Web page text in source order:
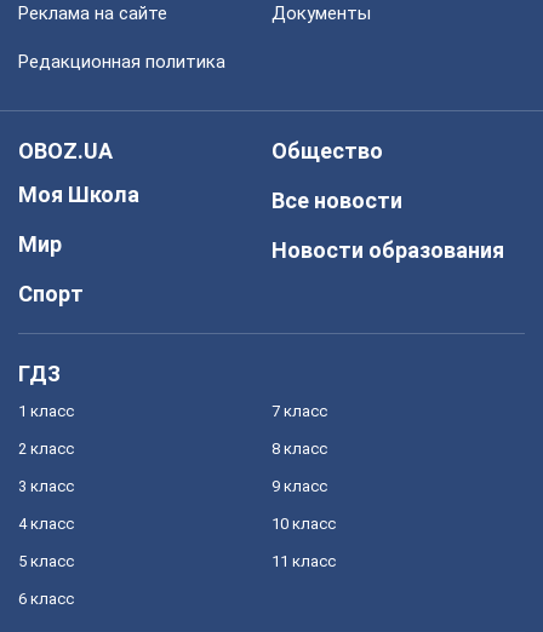
Реклама на сайте Документы
Редакционная политика
OBOZ.UA
Моя Школа
Мир
Спорт
Общество
Все новости
Новости образования
ГДЗ
1 класс
2 класс
3 класс
4 класс
5 класс
6 класс
7 класс
8 класс
9 класс
10 класс
11 класс